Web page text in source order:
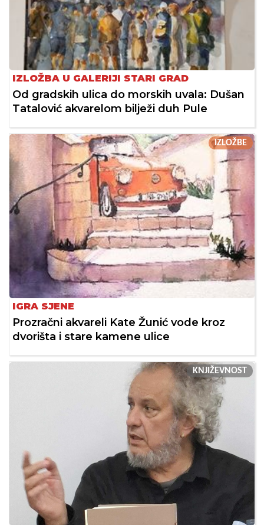
IZLOŽBA U GALERIJI STARI GRAD
Od gradskih ulica do morskih uvala: Dušan
Tatalović akvarelom bilježi duh Pule
IZLOŽBE
IGRA SJENE
Prozračni akvareli Kate Žunić vode kroz
dvorišta i stare kamene ulice
KNJIŽEVNOST